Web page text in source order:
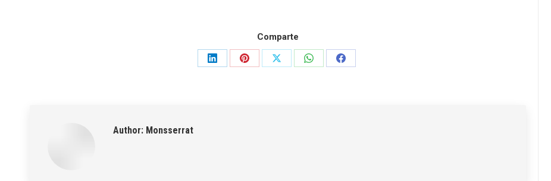
Comparte
Share
Share
Share
Share
Share
Author: Monsserrat